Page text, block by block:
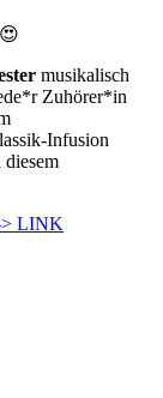
musikalisch
Zuhörer*in
Infusion
diesem
LINK